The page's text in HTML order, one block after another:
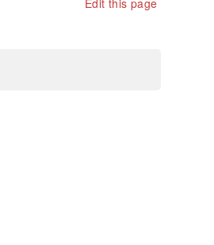
Edit this page